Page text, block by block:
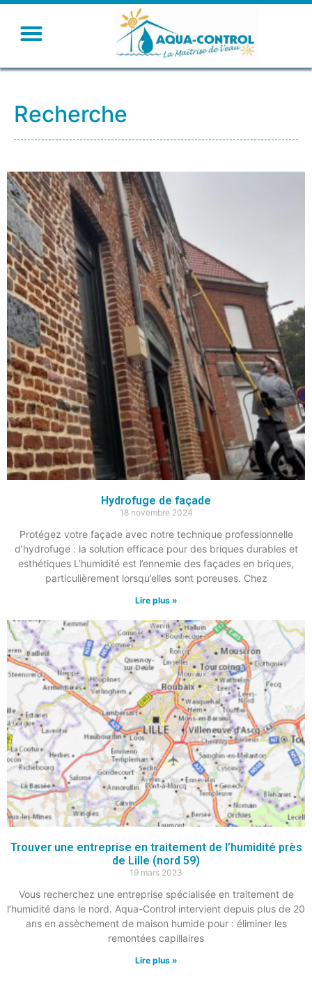
Recherche
Hydrofuge de façade
18 novembre 2024
Protégez votre façade avec notre technique professionnelle
d’hydrofuge : la solution efficace pour des briques durables et
esthétiques L’humidité est l’ennemie des façades en briques,
particulièrement lorsqu’elles sont poreuses. Chez
Lire plus »
Trouver une entreprise en traitement de l’humidité près
de Lille (nord 59)
19 mars 2023
Vous recherchez une entreprise spécialisée en traitement de
l’humidité dans le nord. Aqua-Control intervient depuis plus de 20
ans en assèchement de maison humide pour : éliminer les
remontées capillaires
Lire plus »